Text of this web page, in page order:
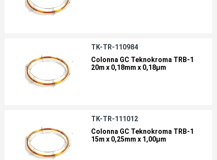
TK-TR-110984
Colonna GC Teknokroma TRB-1
20m x 0,18mm x 0,18µm
TK-TR-111012
Colonna GC Teknokroma TRB-1
15m x 0,25mm x 1,00µm